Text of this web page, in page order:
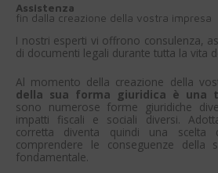
Assistenza
fin dalla creazione della vostra impresa
I nostri esperti vi offrono consulenza,
di documenti legali durante tutta la vita
Al momento della creazione della
della sua forma giuridica è una
sono numerose forme giuridiche
impatti fiscali e sociali diversi.
corretta diventa quindi una scelta
comprendere le conseguenze della
fondamentale.